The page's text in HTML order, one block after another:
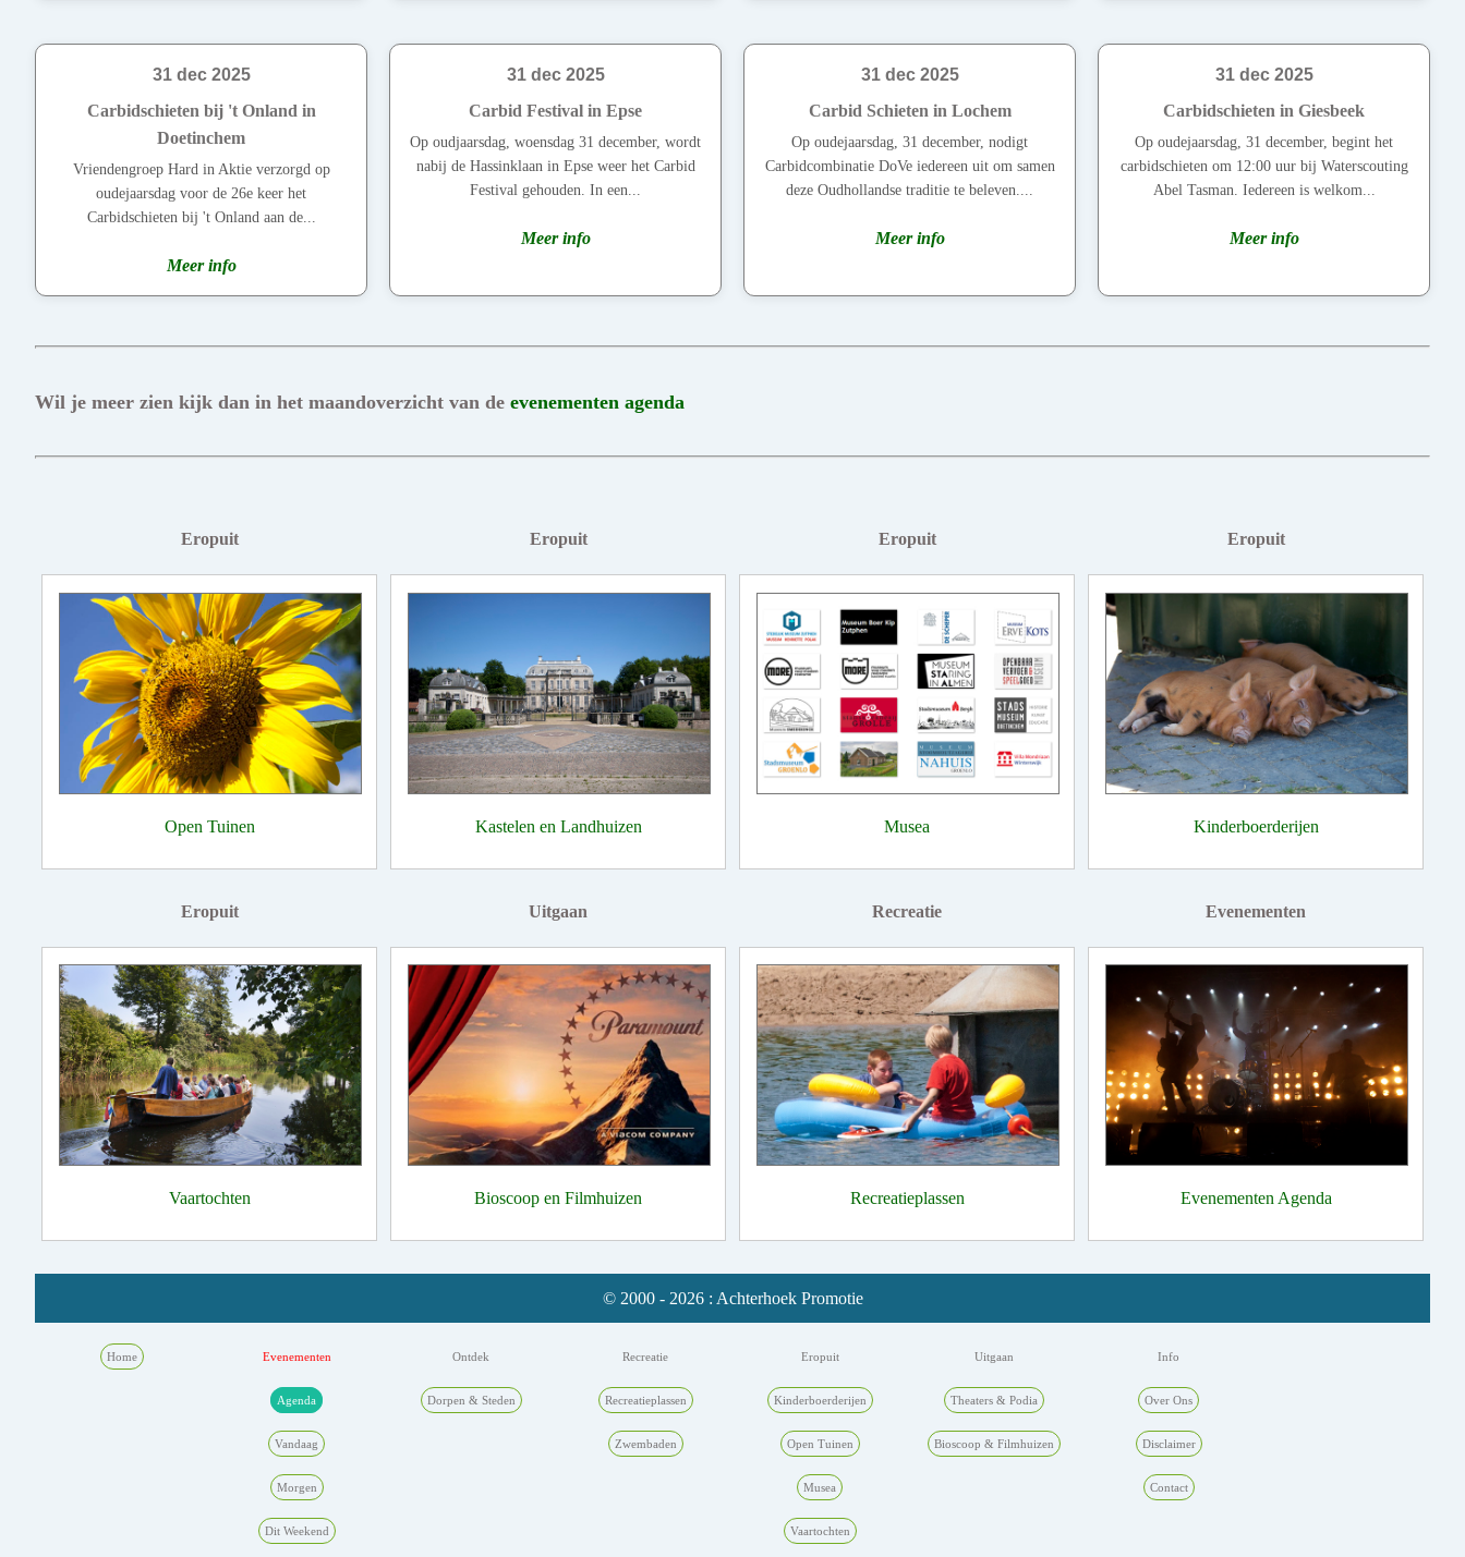
31 dec 2025
Carbidschieten bij 't Onland in
Doetinchem
Vriendengroep Hard in Aktie verzorgd op
oudejaarsdag voor de 26e keer het
Carbidschieten bij 't Onland aan de...
Meer info
31 dec 2025
Carbid Festival in Epse
Op oudjaarsdag, woensdag 31 december, wordt
nabij de Hassinklaan in Epse weer het Carbid
Festival gehouden. In een...
Meer info
31 dec 2025
Carbid Schieten in Lochem
Op oudejaarsdag, 31 december, nodigt
Carbidcombinatie DoVe iedereen uit om samen
deze Oudhollandse traditie te beleven....
Meer info
31 dec 2025
Carbidschieten in Giesbeek
Op oudejaarsdag, 31 december, begint het
carbidschieten om 12:00 uur bij Waterscouting
Abel Tasman. Iedereen is welkom...
Meer info
Wil je meer zien kijk dan in het maandoverzicht van de evenementen agenda
Eropuit
Open Tuinen
Eropuit
Kastelen en Landhuizen
Eropuit
Musea
Eropuit
Kinderboerderijen
Eropuit
Vaartochten
Uitgaan
Bioscoop en Filmhuizen
Recreatie
Recreatieplassen
Evenementen
Evenementen Agenda
© 2000 - 2026 : Achterhoek Promotie
Home Evenementen
Agenda
Vandaag
Morgen
Dit Weekend
Ontdek
Dorpen & Steden
Recreatie
Recreatieplassen
Zwembaden
Eropuit
Kinderboerderijen
Open Tuinen
Musea
Vaartochten
Uitgaan
Theaters & Podia
Bioscoop & Filmhuizen
Info
Over Ons
Disclaimer
Contact